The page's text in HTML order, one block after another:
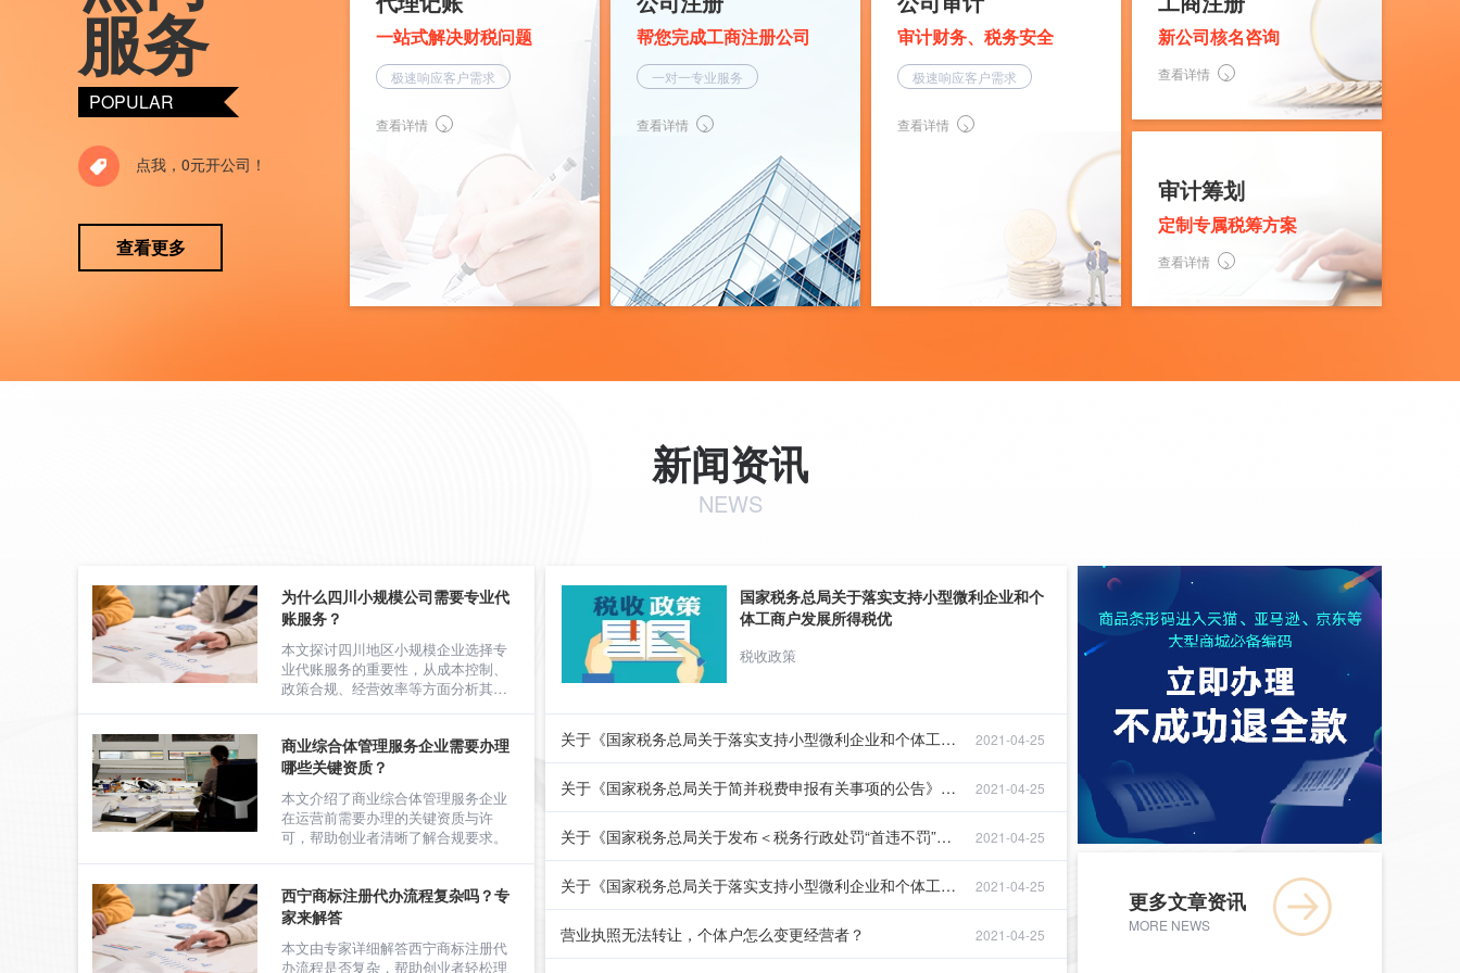
服务
POPULAR
点我，0元开公司！
查看更多
一站式解决财税问题
极速响应客户需求
查看详情
帮您完成工商注册公司
一对一专业服务
查看详情
审计财务、税务安全
极速响应客户需求
查看详情
新公司核名咨询
查看详情
审计筹划
定制专属税筹方案
查看详情
新闻资讯
NEWS
为什么四川小规模公司需要专业代
账服务？
本文探讨四川地区小规模企业选择专
业代账服务的重要性，从成本控制、
政策合规、经营效率等方面分析其价
商业综合体管理服务企业需要办理
哪些关键资质？
本文介绍了商业综合体管理服务企业
在运营前需要办理的关键资质与许
可，帮助创业者清晰了解合规要求。
西宁商标注册代办流程复杂吗？专
家来解答
本文由专家详细解答西宁商标注册代
办流程是否复杂，帮助创业者轻松理
国家税务总局关于落实支持小型微利企业和个
体工商户发展所得税优
税收政策
关于《国家税务总局关于落实支持小型微利企业和个体工商户发展所 2021-04-25
关于《国家税务总局关于简并税费申报有关事项的公告》的解读 2021-04-25
关于《国家税务总局关于发布＜税务行政处罚“首违不罚”事项清单 2021-04-25
关于《国家税务总局关于落实支持小型微利企业和个体工商户发展所 2021-04-25
营业执照无法转让，个体户怎么变更经营者？ 2021-04-25
更多文章资讯
MORE NEWS